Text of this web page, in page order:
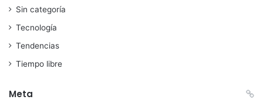
Sin categoría
Tecnología
Tendencias
Tiempo libre
Meta